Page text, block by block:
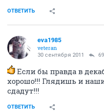
ОТВЕТИТЬ
eva1985
veteran
30 сентября 2011
Если бы правда в
хорошо!!! Глядишь и
сдадут!!!
ОТВЕТИТЬ